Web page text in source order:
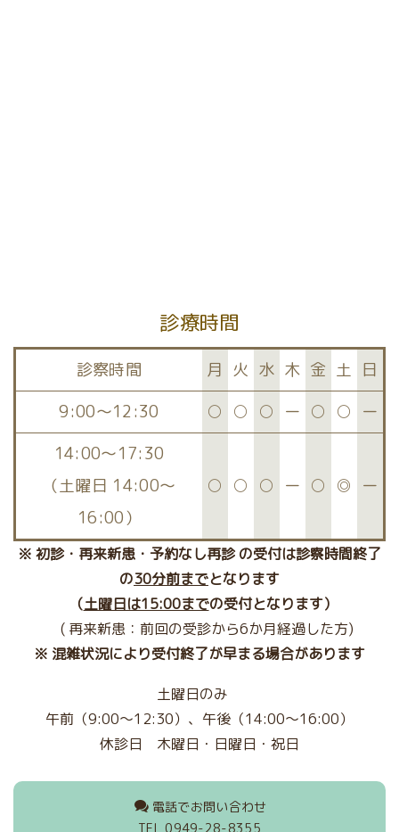
診療時間
診察時間 月 火 水 木 金 土 日
9:00～12:30
○ ○ ○ ー ○ ○ ー
14:00〜17:30
（土曜日 14:00～
16:00）
○ ○ ○ ー ○ ◎ ー
※ 初診・再来新患・予約なし再診 の受付は診察時間終了
の30分前までとなります
（土曜日は15:00までの受付となります）
( 再来新患：前回の受診から6か月経過した方)
※ 混雑状況により受付終了が早まる場合があります
土曜日のみ
午前（9:00～12:30）、午後（14:00～16:00）
休診日 木曜日・ 日曜日・祝日
電話でお問い合わせ
TEL 0949-28-8355